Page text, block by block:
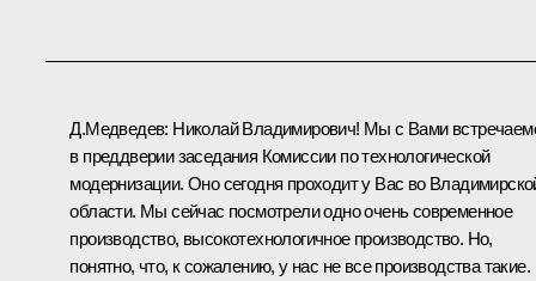
Д.Медведев: Николай Владимирович! Мы с Вами
в преддверии заседания Комиссии по технологической
модернизации. Оно сегодня проходит у Вас во
области. Мы сейчас посмотрели одно очень современное
производство, высокотехнологичное производство. Но,
понятно, что, к сожалению, у нас не все производства такие.